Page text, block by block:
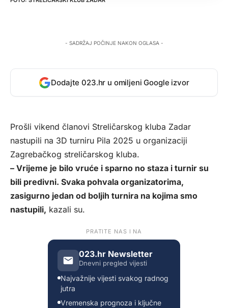
- SADRŽAJ POČINJE NAKON OGLASA -
Dodajte 023.hr u omiljeni Google izvor
Prošli vikend članovi Streličarskog kluba Zadar
nastupili na 3D turniru Pila 2025 u organizaciji
Zagrebačkog streličarskog kluba.
– Vrijeme je bilo vruće i sparno no staza i turnir su
bili predivni. Svaka pohvala organizatorima,
zasigurno jedan od boljih turnira na kojima smo
nastupili, kazali su.
PRATITE NAS I NA
023.hr Newsletter
Dnevni pregled vijesti
Najvažnije vijesti svakog radnog
jutra
Vremenska prognoza i ključne